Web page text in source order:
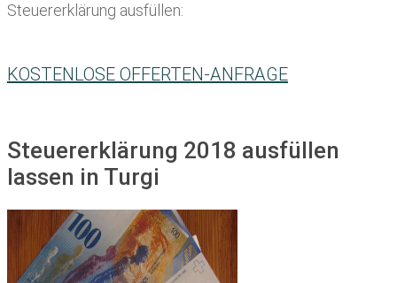
Steuererklärung ausfüllen:
KOSTENLOSE OFFERTEN-ANFRAGE
Steuererklärung 2018 ausfüllen
lassen in Turgi